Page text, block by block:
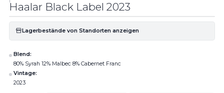
Haalar Black Label 2023
Lagerbestände von Standorten anzeigen
Blend:
80% Syrah 12% Malbec 8% Cabernet Franc
Vintage:
2023